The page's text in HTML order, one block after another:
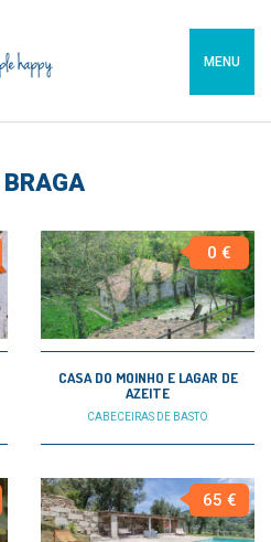
MENU
BRAGA
0 €
CASA DO MOINHO E LAGAR DE
AZEITE
CABECEIRAS DE BASTO
65 €